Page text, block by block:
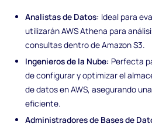
Analistas de Datos: Ideal para
utilizarán AWS Athena para
consultas dentro de Amazon S3.
Ingenieros de la Nube: Perfecta
de configurar y optimizar el
de datos en AWS, asegurando
eficiente.
Administradores de Bases de